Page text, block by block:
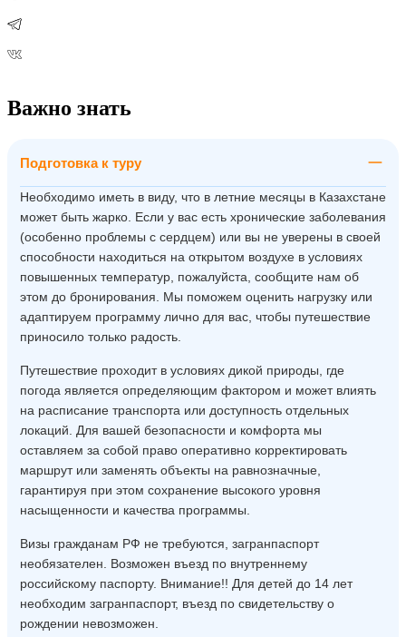
Важно знать
Подготовка к туру
Необходимо иметь в виду, что в летние месяцы в Казахстане
может быть жарко. Если у вас есть хронические заболевания
(особенно проблемы с сердцем) или вы не уверены в своей
способности находиться на открытом воздухе в условиях
повышенных температур, пожалуйста, сообщите нам об
этом до бронирования. Мы поможем оценить нагрузку или
адаптируем программу лично для вас, чтобы путешествие
приносило только радость.
Путешествие проходит в условиях дикой природы, где
погода является определяющим фактором и может влиять
на расписание транспорта или доступность отдельных
локаций. Для вашей безопасности и комфорта мы
оставляем за собой право оперативно корректировать
маршрут или заменять объекты на равнозначные,
гарантируя при этом сохранение высокого уровня
насыщенности и качества программы.
Визы гражданам РФ не требуются, загранпаспорт
необязателен. Возможен въезд по внутреннему
российскому паспорту. Внимание!! Для детей до 14 лет
необходим загранпаспорт, въезд по свидетельству о
рождении невозможен.